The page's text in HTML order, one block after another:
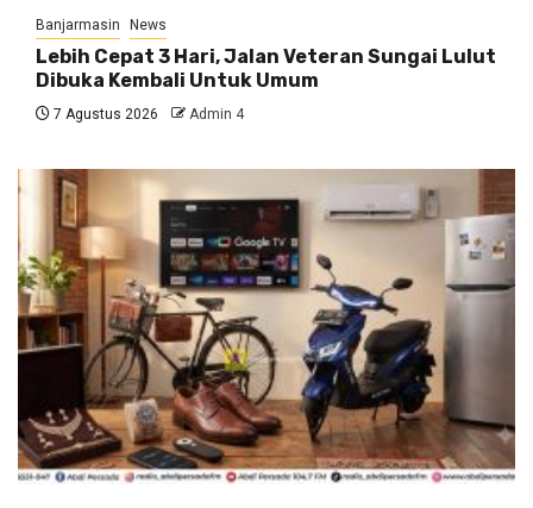
Banjarmasin News
Lebih Cepat 3 Hari, Jalan Veteran Sungai Lulut
Dibuka Kembali Untuk Umum
7 Agustus 2026 Admin 4